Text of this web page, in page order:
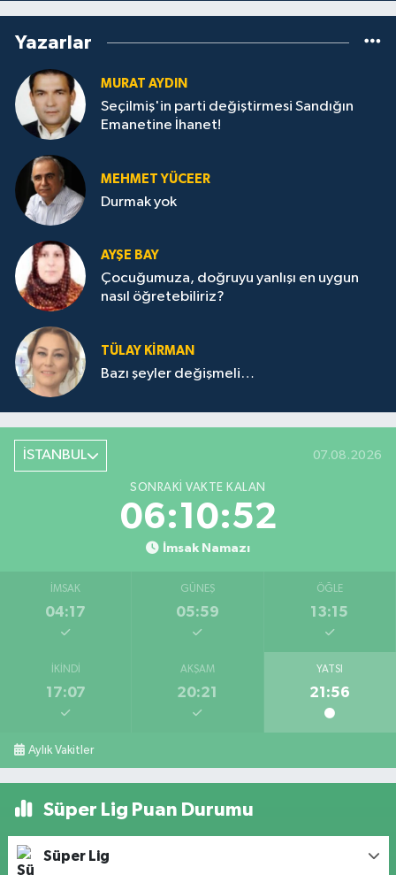
Yazarlar
MURAT AYDIN
Seçilmiş'in parti değiştirmesi Sandığın
Emanetine İhanet!
MEHMET YÜCEER
Durmak yok
AYŞE BAY
Çocuğumuza, doğruyu yanlışı en uygun
nasıl öğretebiliriz?
TÜLAY KİRMAN
Bazı şeyler değişmeli…
İSTANBUL 07.08.2026
SONRAKI VAKTE KALAN
06:10:52
İmsak Namazı
İMSAK
04:17
GÜNEŞ
05:59
ÖĞLE
13:15
İKINDI
17:07
AKŞAM
20:21
YATSI
21:56
Aylık Vakitler
Süper Lig Puan Durumu
Süper Lig